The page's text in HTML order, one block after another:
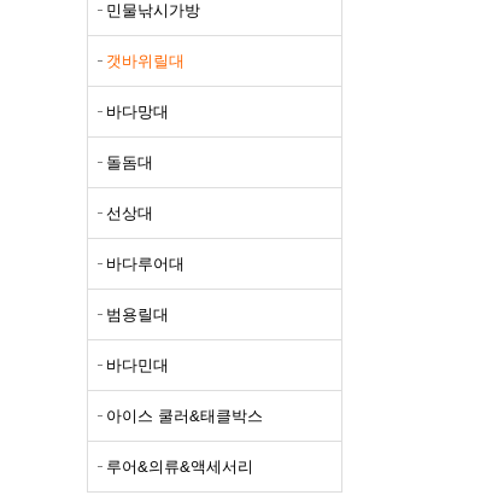
민물낚시가방
갯바위릴대
바다망대
돌돔대
선상대
바다루어대
범용릴대
바다민대
아이스 쿨러&태클박스
루어&의류&액세서리